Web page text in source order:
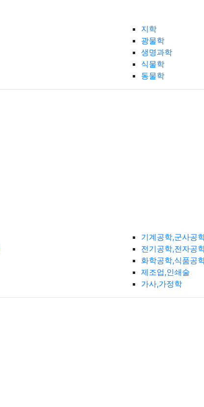
지학
광물학
생명과학
식물학
동물학
기계공학,군사공
전기공학,전자공
화학공학,식품공
제조업,인쇄술
가사,가정학